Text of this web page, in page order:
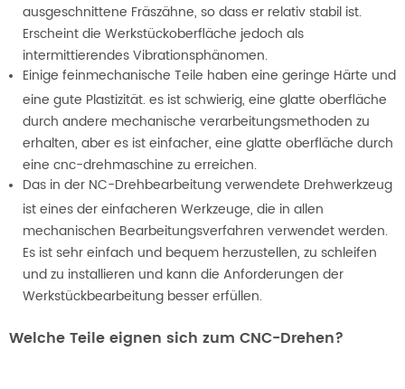
ausgeschnittene Fräszähne, so dass er relativ stabil ist.
Erscheint die Werkstückoberfläche jedoch als
intermittierendes Vibrationsphänomen.
Einige feinmechanische Teile haben eine geringe Härte und
eine gute Plastizität. es ist schwierig, eine glatte oberfläche
durch andere mechanische verarbeitungsmethoden zu
erhalten, aber es ist einfacher, eine glatte oberfläche durch
eine cnc-drehmaschine zu erreichen.
Das in der NC-Drehbearbeitung verwendete Drehwerkzeug
ist eines der einfacheren Werkzeuge, die in allen
mechanischen Bearbeitungsverfahren verwendet werden.
Es ist sehr einfach und bequem herzustellen, zu schleifen
und zu installieren und kann die Anforderungen der
Werkstückbearbeitung besser erfüllen.
Welche Teile eignen sich zum CNC-Drehen?